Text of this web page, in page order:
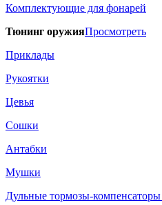
Комплектующие для фонарей
Тюнинг оружияПросмотреть
Приклады
Рукоятки
Цевья
Сошки
Антабки
Мушки
Дульные тормозы-